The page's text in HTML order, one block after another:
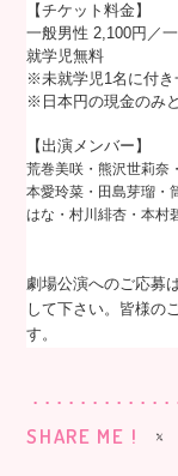
【チケット料金】
一般男性 2,100円／
就学児無料
※未就学児1名に付き
※日本円の現金のみ
【出演メンバー】
荒巻美咲・熊沢世莉奈
本愛玲菜・ 田島芽瑠・
はな・村川緋杏・本村
劇場公演へのご応募
して下さい。皆様の
す。
SHARE ME !